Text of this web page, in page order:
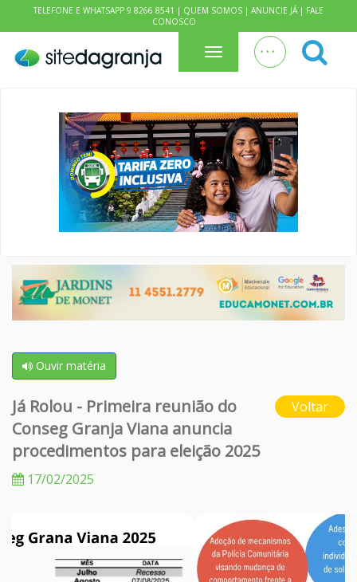
TELEFONE E WHATSAPP 9 8266 8541 | QUEM SOMOS | ANUNCIE JÁ| FALE
CONOSCO
Menu . . .
Ouvir matéria
Voltar
Já Rolou - Primeira reunião do
Conseg Granja Viana anuncia
procedimentos para eleição 2025
17/02/2025